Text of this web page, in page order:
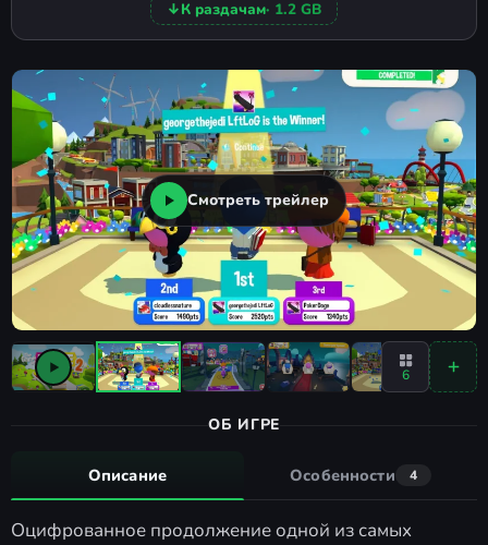
↓К раздачам· 1.2 GB
Смотреть трейлер
6
ОБ ИГРЕ
Описание Особенности 4
Оцифрованное продолжение одной из самых